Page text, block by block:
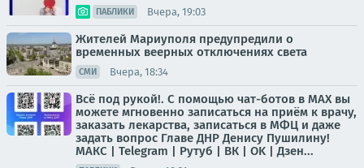
ПАБЛИКИ Вчера, 19:03
Жителей Мариуполя предупредили о
временных веерных отключениях света
СМИ Вчера, 18:34
Всё под рукой!. С помощью чат-ботов в МАХ вы
можете мгновенно записаться на приём к врачу,
заказать лекарства, записаться в МФЦ и даже
задать вопрос Главе ДНР Денису Пушилину!
МАКС | Telegram | Рутуб | ВК | OK | Дзен...